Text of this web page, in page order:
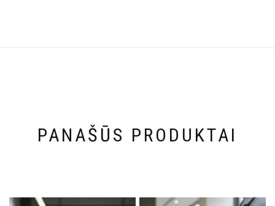
PANAŠŪS PRODUKTAI